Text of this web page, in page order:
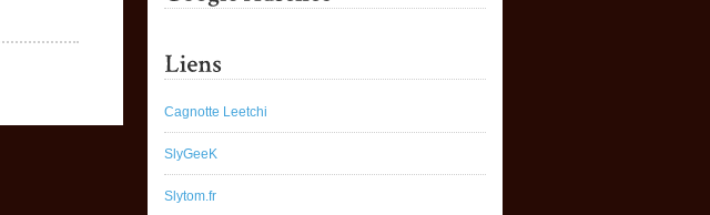
Cagnotte Leetchi
SlyGeeK
Slytom.fr